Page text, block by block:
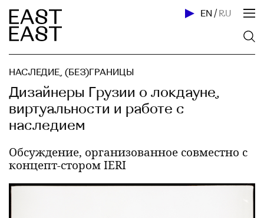
EN / RU
НАСЛЕДИЕ, (БЕЗ)ГРАНИЦЫ
Дизайнеры Грузии о локдауне,
виртуальности и работе с
наследием
Обсуждение, организованное совместно с
концепт-стором IERI